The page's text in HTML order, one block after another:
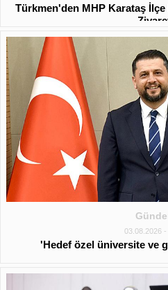
Türkmen'den MHP Karataş İlçe
03.08.2026 -
'Hedef özel üniversite ve